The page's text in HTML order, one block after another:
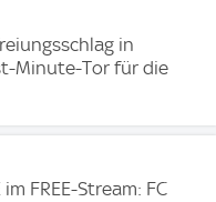
in
Minute-Tor für die
FREE-Stream: FC